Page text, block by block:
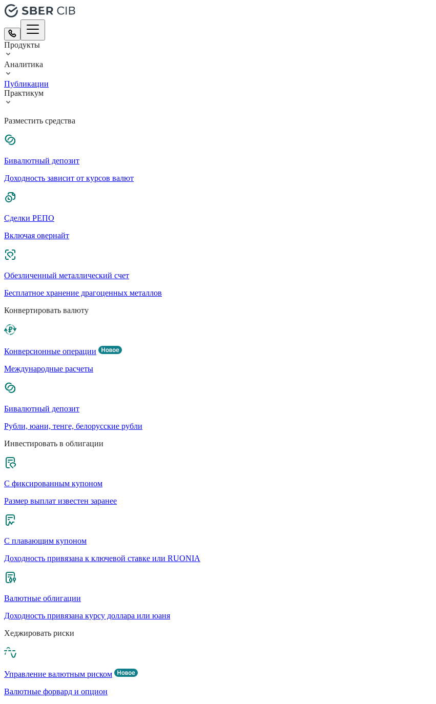
Продукты
Аналитика
Публикации
Практикум
Разместить средства
Бивалютный депозит
Доходность зависит от курсов валют
Сделки РЕПО
Включая овернайт
Обезличенный металлический счет
Бесплатное хранение драгоценных металлов
Конвертировать валюту
Конверсионные операции
Международные расчеты
Бивалютный депозит
Рубли, юани, тенге, белорусские рубли
Инвестировать в облигации
С фиксированным купоном
Размер выплат известен заранее
С плавающим купоном
Доходность привязана к ключевой ставке или RUONIA
Валютные облигации
Доходность привязана курсу доллара или юаня
Хеджировать риски
Управление валютным риском
Валютные форвард и опцион